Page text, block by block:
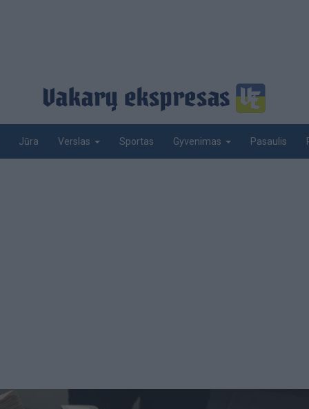
Jūra Verslas Sportas Gyvenimas Pasaulis